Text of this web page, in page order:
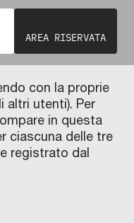
AREA RISERVATA
con la proprie
altri utenti). Per
in questa
ciascuna delle tre
registrato dal